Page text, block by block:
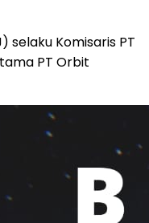
selaku Komisaris PT
PT Orbit